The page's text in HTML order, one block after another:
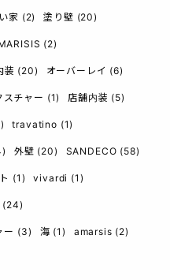
家 (2) 塗り壁 (20)
(2)
装 (20) オーバーレイ (6)
スチャー (1) 店舗内装 (5)
travatino (1)
外壁 (20) SANDECO (58)
(1) vivardi (1)
(24)
ー (3) 海 (1) amarsis (2)